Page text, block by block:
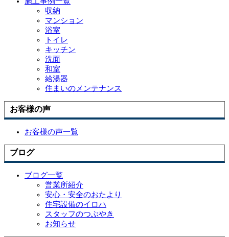
収納
マンション
浴室
トイレ
キッチン
洗面
和室
給湯器
住まいのメンテナンス
お客様の声
お客様の声一覧
ブログ
ブログ一覧
営業所紹介
安心・安全のおたより
住宅設備のイロハ
スタッフのつぶやき
お知らせ